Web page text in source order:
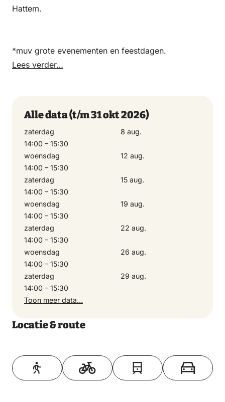
Hattem.
*muv grote evenementen en feestdagen.
Lees verder…
Alle data(t/m 31 okt 2026)
zaterdag
8 aug.
14:00 – 15:30
woensdag
12 aug.
14:00 – 15:30
zaterdag
15 aug.
14:00 – 15:30
woensdag
19 aug.
14:00 – 15:30
zaterdag
22 aug.
14:00 – 15:30
woensdag
26 aug.
14:00 – 15:30
zaterdag
29 aug.
14:00 – 15:30
Toon meer data…
Locatie & route
Toon op kaart